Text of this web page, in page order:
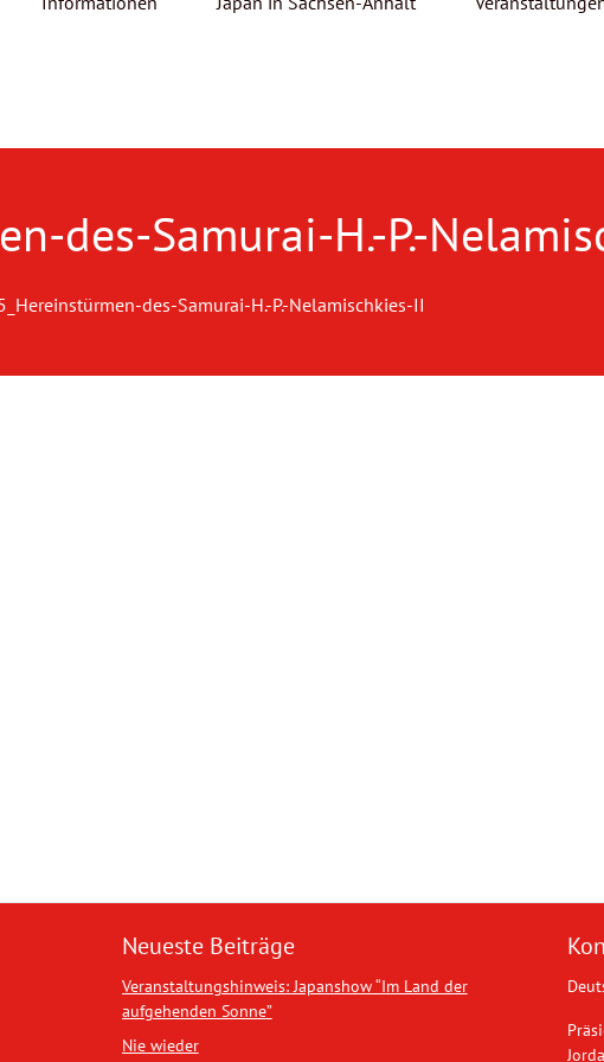
des-Samurai-H.-P.-
des-Samurai-H.-P.-Nelamischkies-II
Neueste Beiträge
Veranstaltungshinweis: Japanshow “Im Land der
aufgehenden Sonne”
Nie wieder